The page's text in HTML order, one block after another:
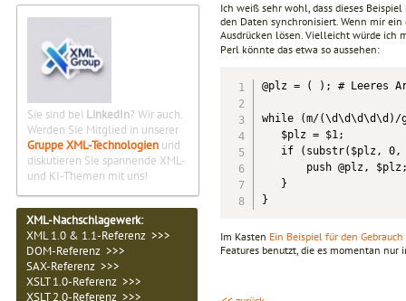
Sie sind bei LinkedIn? Wir auch.
Werden Sie Mitglied in unserer
Gruppe XML-Technologien und
diskutieren Sie spannende XML-
und KI-Themen mit uns!
XML-Nachschlagewerk:
XML 1.0 & 1.1-Referenz >>>
DOM-Referenz >>>
SAX-Referenz >>>
XSLT 1.0-Referenz >>>
XSLT 2.0-Referenz >>>
Ich weiß sehr wohl, dass dieses
den Daten synchronisiert. Wenn mir
Ausdrücken lösen. Vielleicht würde ich
Perl könnte das etwa so aussehen:
@plz = ( ); # Leeres
while (m/
   $plz = $1;
if (substr($plz,
push @plz,
   }
}
Im Kasten Ein Beispiel für den
Features benutzt, die es momentan nur